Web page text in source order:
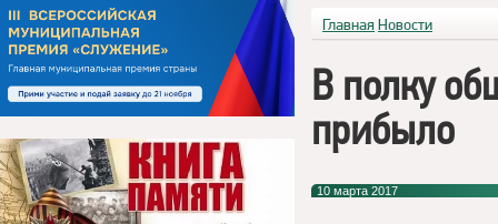
Главная Новости
В полку
прибыло
10 марта 2017